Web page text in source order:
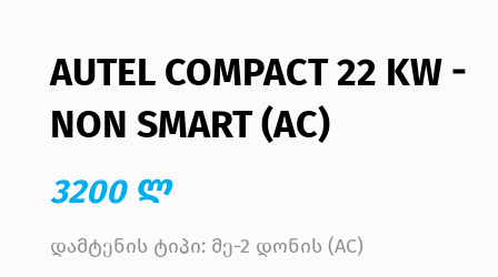
AUTEL COMPACT 22 KW -
NON SMART (AC)
3200 ლ
დამტენის ტიპი: მე-2 დონის (AC)